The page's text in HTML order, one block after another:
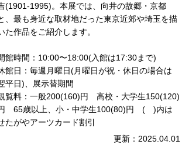
(1901-1995)。本展では、向井の故郷・京都
、最も身近な取材地だった東京近郊や埼玉を描
た作品をご紹介します。
館時間：10:00〜18:00(入館は17:30まで)
館日：毎週月曜日(月曜日が祝・休日の場合は
平日)、展示替期間
覧料：一般200(160)円 高校・大学生150(120)
65歳以上、小・中学生100(80)円 ( )内は
たがやアーツカード割引
更新：2025.04.01